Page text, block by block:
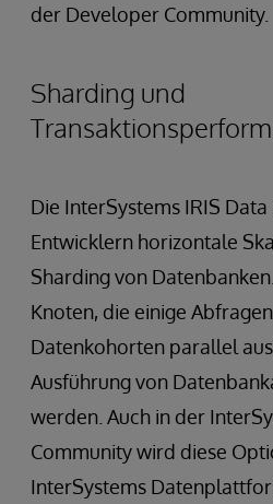
der Developer Community.
Sharding und
Die InterSystems IRIS
Entwicklern horizontale
Sharding von
Knoten, die einige
Datenkohorten parallel
Ausführung von
werden. Auch in der
Community wird diese
InterSystems